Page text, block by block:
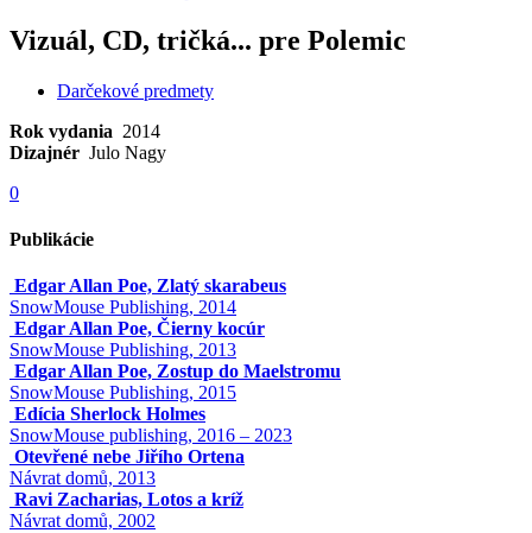
Vizuál, CD, tričká... pre Polemic
Darčekové predmety
Rok vydania 2014
Dizajnér Julo Nagy
0
Publikácie
Edgar Allan Poe, Zlatý skarabeus
SnowMouse Publishing, 2014
Edgar Allan Poe, Čierny kocúr
SnowMouse Publishing, 2013
Edgar Allan Poe, Zostup do Maelstromu
SnowMouse Publishing, 2015
Edícia Sherlock Holmes
SnowMouse publishing, 2016 – 2023
Otevřené nebe Jiřího Ortena
Návrat domů, 2013
Ravi Zacharias, Lotos a kríž
Návrat domů, 2002